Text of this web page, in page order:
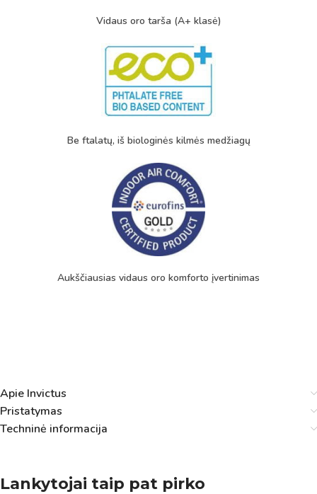
Vidaus oro tarša (A+ klasė)
Be ftalatų, iš biologinės kilmės medžiagų
Aukščiausias vidaus oro komforto įvertinimas
Apie Invictus
Pristatymas
Techninė informacija
Lankytojai taip pat pirko